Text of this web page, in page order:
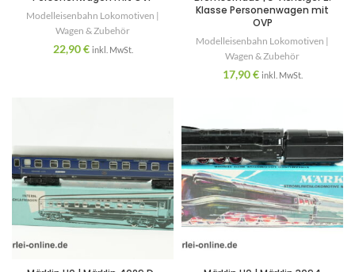
Modelleisenbahn Lokomotiven |
Wagen & Zubehör
22,90€ inkl. MwSt.
Klasse Personenwagen mit
OVP
Modelleisenbahn Lokomotiven |
Wagen & Zubehör
17,90€ inkl. MwSt.